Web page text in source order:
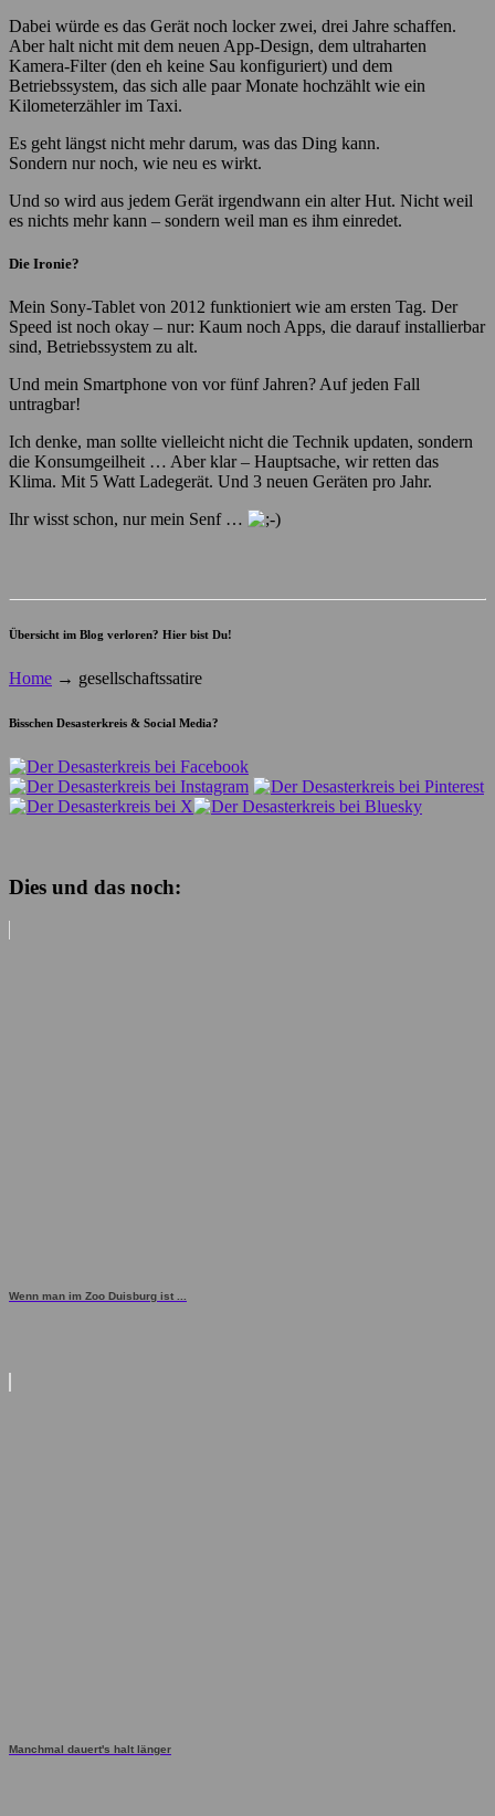
Dabei würde es das Gerät noch locker zwei, drei Jahre schaffen.
Aber halt nicht mit dem neuen App-Design, dem ultraharten
Kamera-Filter (den eh keine Sau konfiguriert) und dem
Betriebssystem, das sich alle paar Monate hochzählt wie ein
Kilometerzähler im Taxi.
Es geht längst nicht mehr darum, was das Ding kann.
Sondern nur noch, wie neu es wirkt.
Und so wird aus jedem Gerät irgendwann ein alter Hut. Nicht weil
es nichts mehr kann – sondern weil man es ihm einredet.
Die Ironie?
Mein Sony-Tablet von 2012 funktioniert wie am ersten Tag. Der
Speed ist noch okay – nur: Kaum noch Apps, die darauf installierbar
sind, Betriebssystem zu alt.
Und mein Smartphone von vor fünf Jahren? Auf jeden Fall
untragbar!
Ich denke, man sollte vielleicht nicht die Technik updaten, sondern
die Konsumgeilheit … Aber klar – Hauptsache, wir retten das
Klima. Mit 5 Watt Ladegerät. Und 3 neuen Geräten pro Jahr.
Ihr wisst schon, nur mein Senf …
Übersicht im Blog verloren? Hier bist Du!
Home → gesellschaftssatire
Bisschen Desasterkreis & Social Media?
Dies und das noch:
Wenn man im Zoo Duisburg ist ...
Manchmal dauert's halt länger